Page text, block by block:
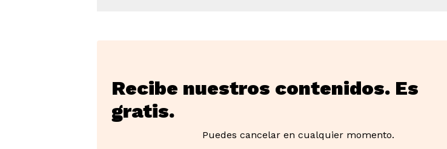
Recibe nuestros contenidos. Es
gratis.
Puedes cancelar en cualquier momento.